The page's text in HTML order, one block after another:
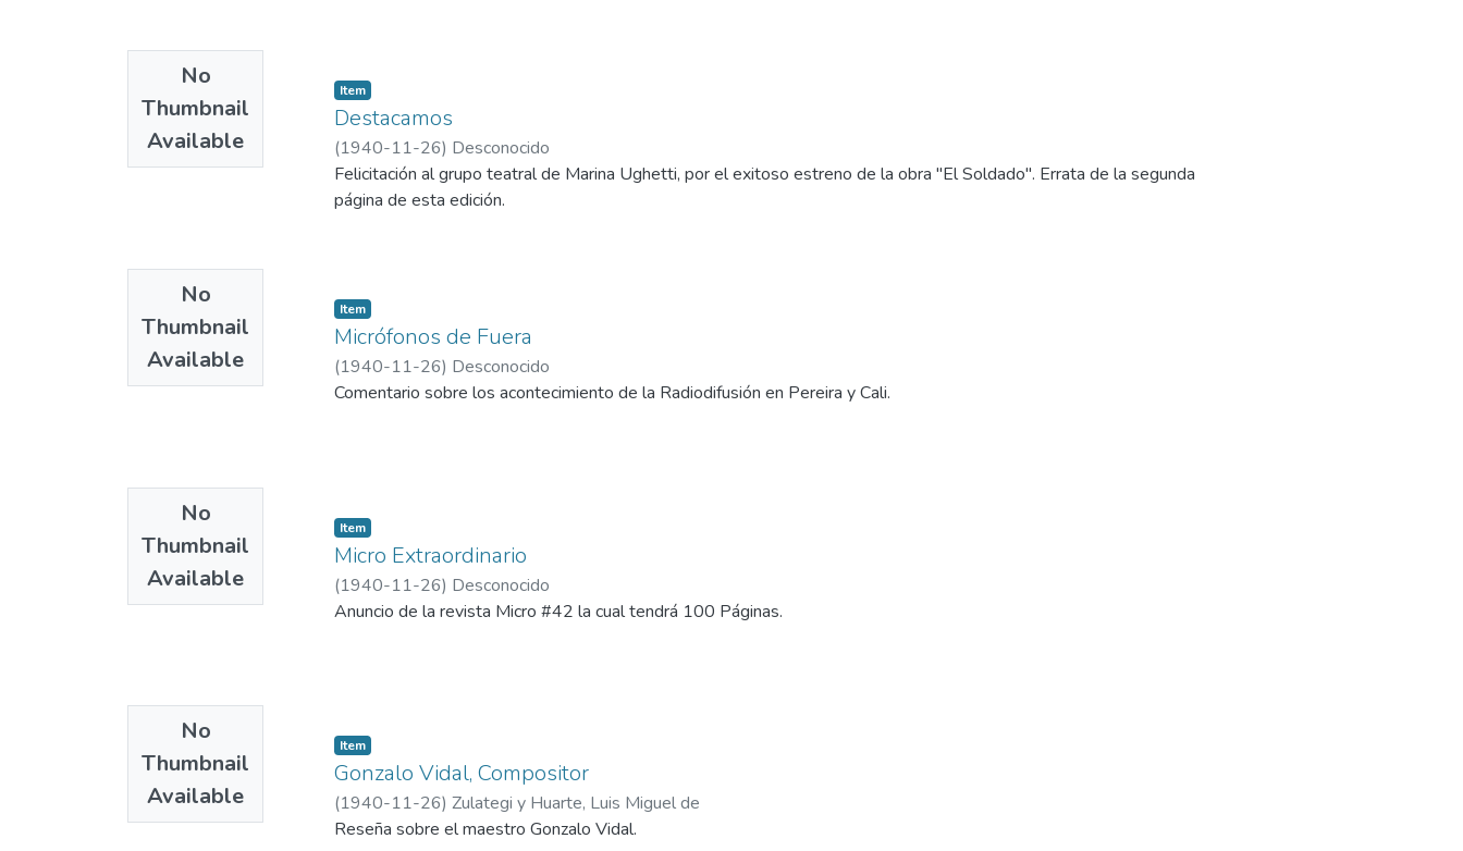
No
Thumbnail
Available
No
Thumbnail
Available
Item
Destacamos
(1940-11-26) Desconocido
Felicitación al grupo teatral de Marina Ughetti, por el exitoso estreno de la obra "El Soldado". Errata de la segunda
página de esta edición.
No
Thumbnail
Available
Item
Micrófonos de Fuera
(1940-11-26) Desconocido
Comentario sobre los acontecimiento de la Radiodifusión en Pereira y Cali.
No
Thumbnail
Available
Item
Micro Extraordinario
(1940-11-26) Desconocido
Anuncio de la revista Micro #42 la cual tendrá 100 Páginas.
Item
Gonzalo Vidal, Compositor
(1940-11-26) Zulategi y Huarte, Luis Miguel de
Reseña sobre el maestro Gonzalo Vidal.